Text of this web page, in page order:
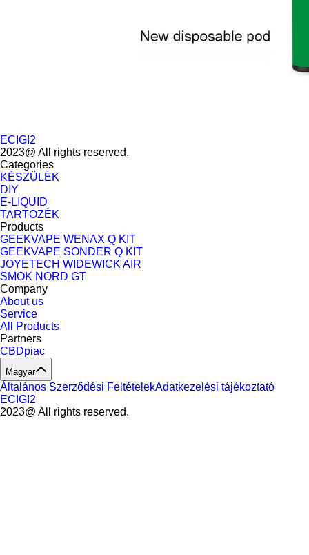
ECIGI2
2023@ All rights reserved.
Categories
KÉSZÜLÉK
DIY
E-LIQUID
TARTOZÉK
Products
GEEKVAPE WENAX Q KIT
GEEKVAPE SONDER Q KIT
JOYETECH WIDEWICK AIR
SMOK NORD GT
Company
About us
Service
All Products
Partners
CBDpiac
Magyar
Általános Szerződési FeltételekAdatkezelési tájékoztató
ECIGI2
2023@ All rights reserved.